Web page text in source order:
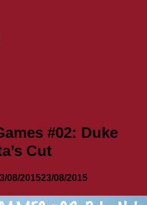
#02: Duke
Cut
08/201523/08/2015